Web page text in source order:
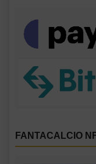
FANTACALCIO